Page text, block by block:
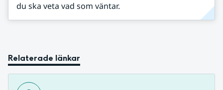
du ska veta vad som väntar.
Relaterade länkar